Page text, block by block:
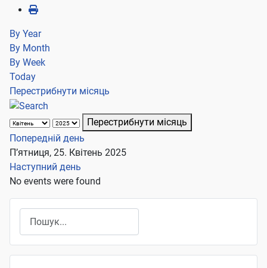
By Year
By Month
By Week
Today
Перестрибнути місяць
Перестрибнути місяць
Попередній день
П’ятниця, 25. Квітень 2025
Наступний день
No events were found